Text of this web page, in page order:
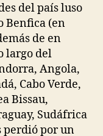
del país luso
Benfica (en
de en
largo del
Angola,
Cabo Verde,
Bissau,
Sudáfrica
perdió por un